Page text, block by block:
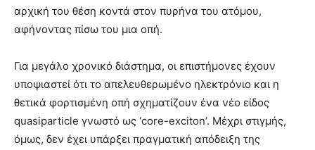
αρχική του θέση κοντά στον πυρήνα του ατόμου,
αφήνοντας πίσω του μια οπή.
Για μεγάλο χρονικό διάστημα, οι επιστήμονες έχουν
υποψιαστεί ότι το απελευθερωμένο ηλεκτρόνιο και η
θετικά φορτισμένη οπή σχηματίζουν ένα νέο είδος
quasiparticle γνωστό ως ‘core-exciton’. Μέχρι στιγμής,
όμως, δεν έχει υπάρξει πραγματική απόδειξη της